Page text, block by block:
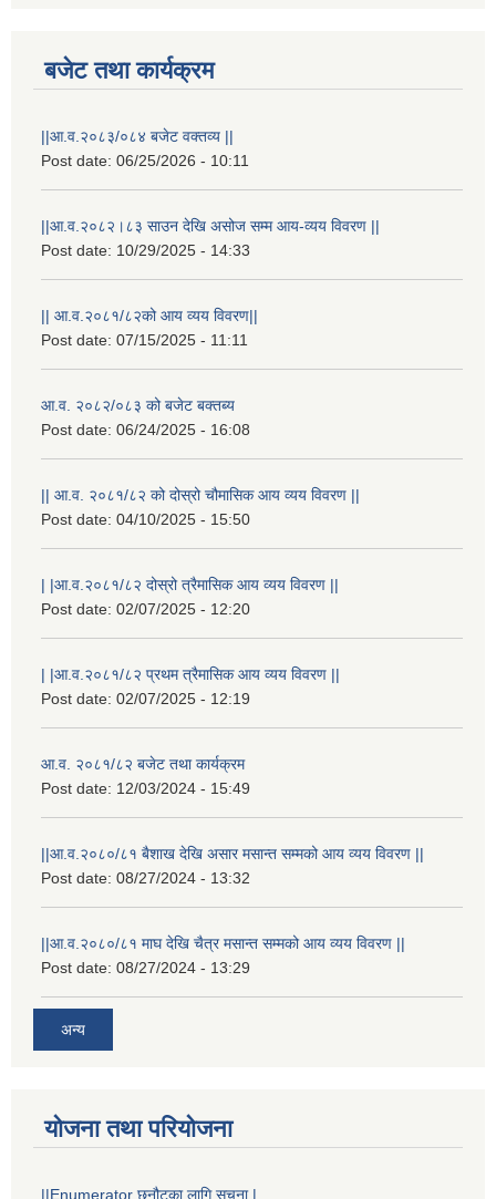
बजेट तथा कार्यक्रम
||आ.व.२०८३/०८४ बजेट वक्तव्य ||
Post date: 06/25/2026 - 10:11
||आ.व.२०८२।८३ साउन देखि असोज सम्म आय-व्यय विवरण ||
Post date: 10/29/2025 - 14:33
|| आ.व.२०८१/८२को आय व्यय विवरण||
Post date: 07/15/2025 - 11:11
आ.व. २०८२/०८३ को बजेट बक्तब्य
Post date: 06/24/2025 - 16:08
|| आ.व. २०८१/८२ को दोस्रो चौमासिक आय व्यय विवरण ||
Post date: 04/10/2025 - 15:50
| |आ.व.२०८१/८२ दोस्रो त्रैमासिक आय व्यय विवरण ||
Post date: 02/07/2025 - 12:20
| |आ.व.२०८१/८२ प्रथम त्रैमासिक आय व्यय विवरण ||
Post date: 02/07/2025 - 12:19
आ.व. २०८१/८२ बजेट तथा कार्यक्रम
Post date: 12/03/2024 - 15:49
||आ.व.२०८०/८१ बैशाख देखि असार मसान्त सम्मको आय व्यय विवरण ||
Post date: 08/27/2024 - 13:32
||आ.व.२०८०/८१ माघ देखि चैत्र मसान्त सम्मको आय व्यय विवरण ||
Post date: 08/27/2024 - 13:29
अन्य
योजना तथा परियोजना
||Enumerator छनौटका लागि सूचना |